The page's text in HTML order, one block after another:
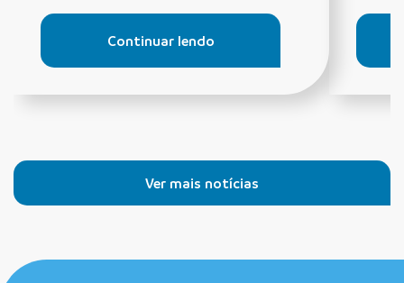
Continuar lendo
Ver mais notícias